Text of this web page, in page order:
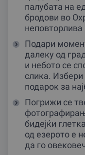
палубата на
бродови во
Подари
далеку од
и небото се
слика.
подарок за
Погрижи се
бидејќи
од езерото е
да го